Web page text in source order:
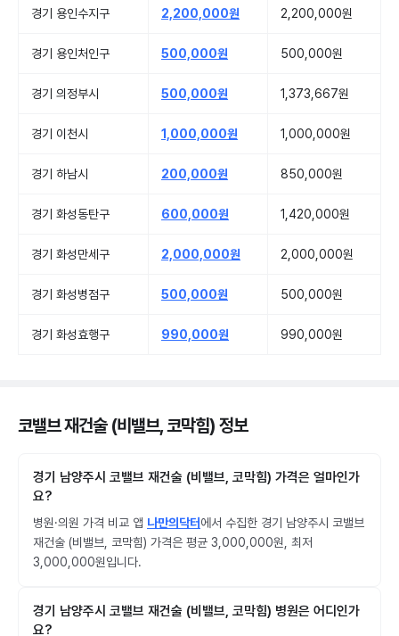
경기 용인수지구 2,200,000원 2,200,000원
경기 용인처인구 500,000원 500,000원
경기 의정부시 500,000원 1,373,667원
경기 이천시 1,000,000원 1,000,000원
경기 하남시 200,000원 850,000원
경기 화성동탄구 600,000원 1,420,000원
경기 화성만세구 2,000,000원 2,000,000원
경기 화성병점구 500,000원 500,000원
경기 화성효행구 990,000원 990,000원
코밸브 재건술 (비밸브, 코막힘) 정보
경기 남양주시 코밸브 재건술 (비밸브, 코막힘) 가격은 얼마인가
요?
병원·의원 가격 비교 앱 나만의닥터에서 수집한 경기 남양주시 코밸브
재건술 (비밸브, 코막힘) 가격은 평균 3,000,000원, 최저
3,000,000원입니다.
경기 남양주시 코밸브 재건술 (비밸브, 코막힘) 병원은 어디인가
요?